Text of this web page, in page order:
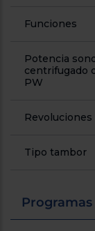
Funciones
Potencia
centrifugado
PW
Revoluciones
Tipo tambor
Programas